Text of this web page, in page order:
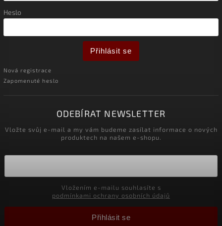
Heslo
Přihlásit se
Nová registrace
Zapomenuté heslo
ODEBÍRAT NEWSLETTER
Vložte svůj e-mail a my vám budeme zasílat informace o nových
produktech na našem e-shopu.
podmínkami ochrany osobních údajů
Přihlásit se